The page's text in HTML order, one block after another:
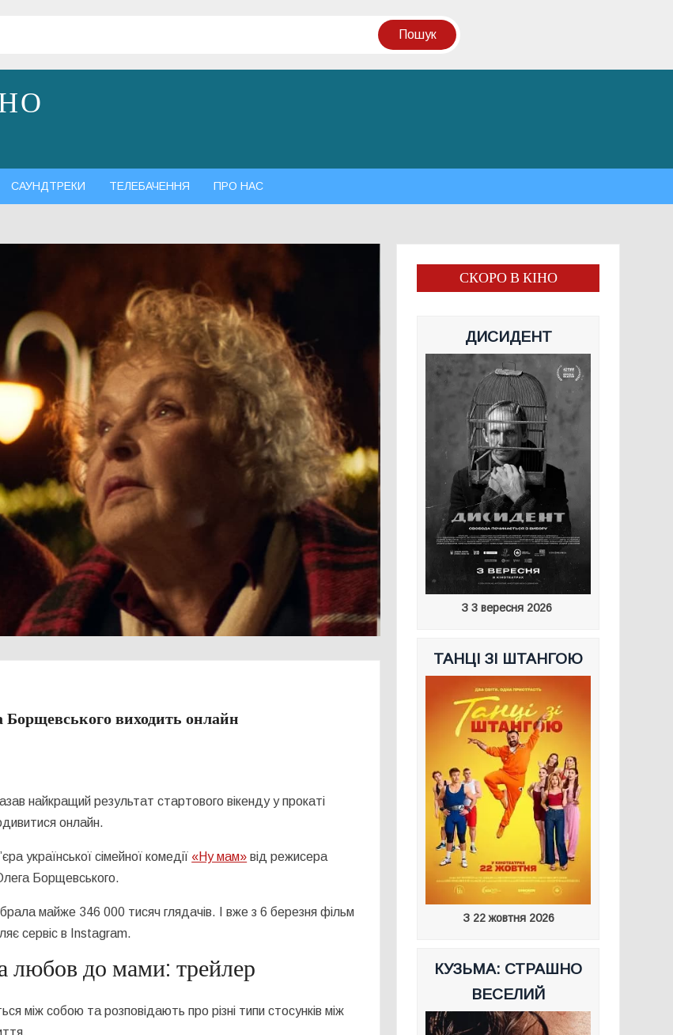
САУНДТРЕКИ ТЕЛЕБАЧЕННЯ ПРО НАС
виходить онлайн
найкращий результат стартового вікенду у прокаті
онлайн.
української сімейної комедії «Ну мам» від режисера
Борщевського.
майже 346 000 тисяч глядачів. І вже з 6 березня фільм
сервіс в Instagram.
любов до мами: трейлер
між собою та розповідають про різні типи стосунків між
СКОРО В КІНО
ДИСИДЕНТ
З 3 вересня 2026
ТАНЦІ ЗІ ШТАНГОЮ
З 22 жовтня 2026
КУЗЬМА: СТРАШНО
ВЕСЕЛИЙ